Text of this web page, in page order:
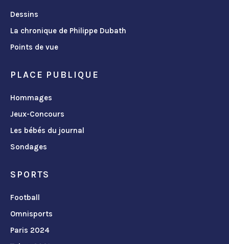
Dessins
La chronique de Philippe Dubath
Points de vue
PLACE PUBLIQUE
Hommages
Jeux-Concours
Les bébés du journal
Sondages
SPORTS
Football
Omnisports
Paris 2024